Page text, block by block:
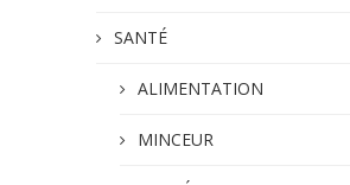
SANTÉ
ALIMENTATION
MINCEUR